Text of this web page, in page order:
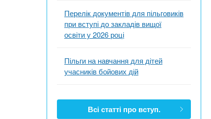
Перелік документів для пільговиків
при вступі до закладів вищої
освіти у 2026 році
Пільги на навчання для дітей
учасників бойових дій
Всі статті про вступ.